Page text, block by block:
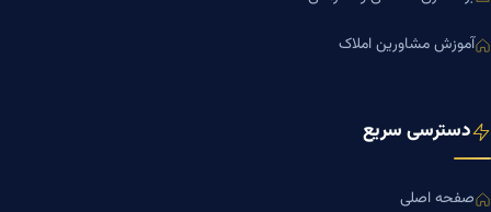
آموزش مشاورین املاک
دسترسی سریع
صفحه اصلی